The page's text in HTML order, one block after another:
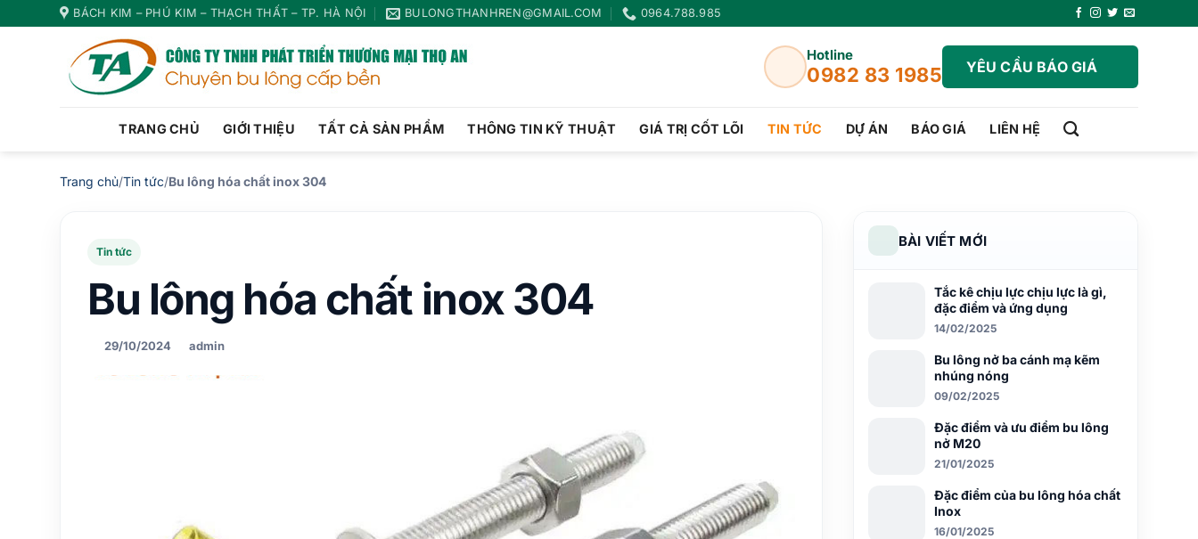
BÁCH KIM – PHÚ KIM – THẠCH THẤT – TP. HÀ NỘI BULONGTHANHREN@GMAIL.COM 0964.788.985
Hotline
0982 83 1985 YÊU CẦU BÁO GIÁ
TRANG CHỦ GIỚI THIỆU TẤT CẢ SẢN PHẨM THÔNG TIN KỸ THUẬT GIÁ TRỊ CỐT LÕI TIN TỨC DỰ ÁN BÁO GIÁ LIÊN HỆ
Trang chủ/Tin tức/Bu lông hóa chất inox 304
Tin tức
Bu lông hóa chất inox 304
29/10/2024 admin
BÀI VIẾT MỚI
Tắc kê chịu lực chịu lực là gì,
đặc điểm và ứng dụng
14/02/2025
Bu lông nở ba cánh mạ kẽm
nhúng nóng
09/02/2025
Đặc điểm và ưu điểm bu lông
nở M20
21/01/2025
Đặc điểm của bu lông hóa chất
Inox
16/01/2025